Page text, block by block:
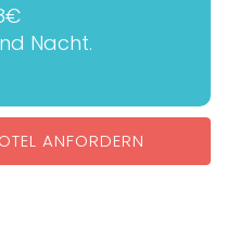
Nacht.
ANFORDERN